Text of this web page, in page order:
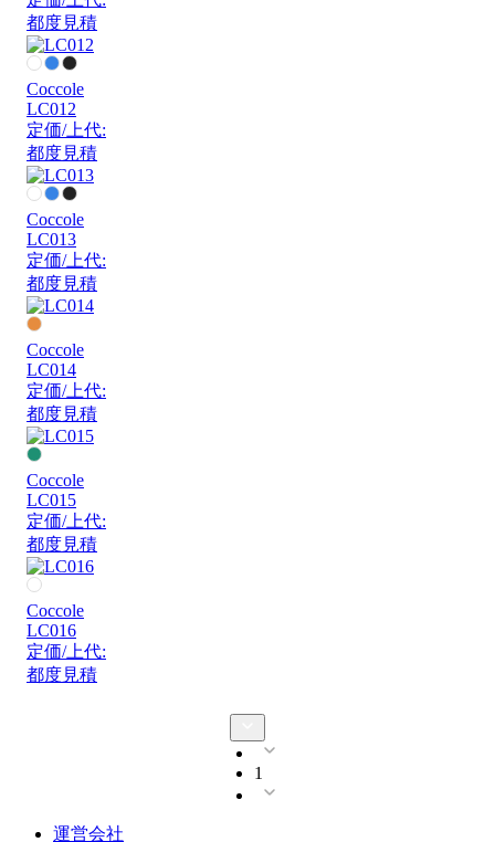
都度見積
Coccole
LC012
定価/上代:
都度見積
Coccole
LC013
定価/上代:
都度見積
Coccole
LC014
定価/上代:
都度見積
Coccole
LC015
定価/上代:
都度見積
Coccole
LC016
定価/上代:
都度見積
1
運営会社